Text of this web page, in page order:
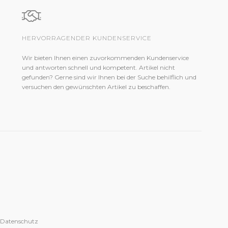
HERVORRAGENDER KUNDENSERVICE
Wir bieten Ihnen einen zuvorkommenden Kundenservice
und antworten schnell und kompetent. Artikel nicht
gefunden? Gerne sind wir Ihnen bei der Suche behilflich und
versuchen den gewünschten Artikel zu beschaffen.